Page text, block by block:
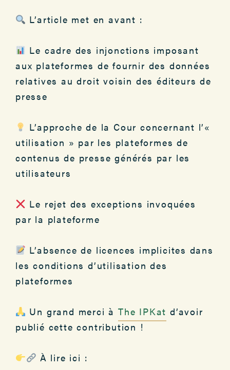
L’article met en avant :
Le cadre des injonctions imposant
aux plateformes de fournir des données
relatives au droit voisin des éditeurs de
presse
L’approche de la Cour concernant l’«
utilisation » par les plateformes de
contenus de presse générés par les
utilisateurs
Le rejet des exceptions invoquées
par la plateforme
L’absence de licences implicites dans
les conditions d’utilisation des
plateformes
Un grand merci à The IPKat d’avoir
publié cette contribution !
À lire ici :